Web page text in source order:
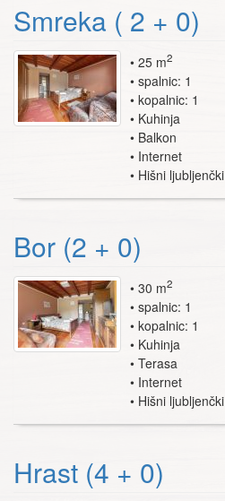
Smreka ( 2 + 0)
25 m2
spalnic: 1
kopalnic: 1
Kuhinja
Balkon
Internet
Hišni ljubljenčki
Bor (2 + 0)
30 m2
spalnic: 1
kopalnic: 1
Kuhinja
Terasa
Internet
Hišni ljubljenčki
Hrast (4 + 0)